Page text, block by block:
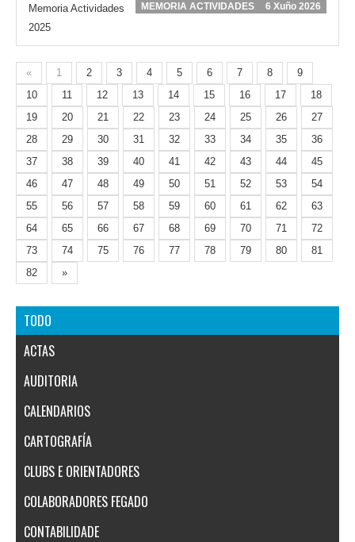
6 Xuño 2026
MEMORIA ACTIVIDADES
Memoria Actividades
2025
« 1 2 3 4 5 6 7 8
9
10
11 12 13 14 15 16 17
18
19
20 21 22 23 24 25 26
27
28
29 30 31 32 33 34 35
36
37
38 39 40 41 42 43 44
45
46
47 48 49 50 51 52 53
54
55
56 57 58 59 60 61 62
63
64
65 66 67 68 69 70 71
72
73
74 75 76 77 78 79 80
81
82
»
TODO
ACTAS
AUDITORIA
CALENDARIOS
CARTOGRAFÍA
CLUBS E ORIENTADORES
COLABORADORES FEGADO
CONTABILIDADE